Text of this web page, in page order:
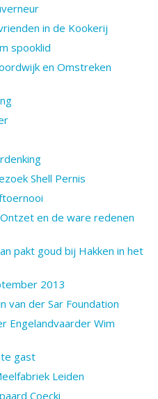
in de Kookerij
spooklid
en Omstreken
Shell Pernis
en de ware redenen
pakt goud bij Hakken in het
2013
van der Sar Foundation
Engelandvaarder Wim
te gast
Leiden
Coecki